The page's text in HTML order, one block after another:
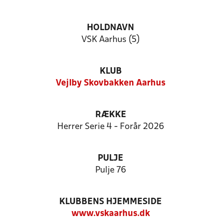
HOLDNAVN
VSK Aarhus (5)
KLUB
Vejlby Skovbakken Aarhus
RÆKKE
Herrer Serie 4 - Forår 2026
PULJE
Pulje 76
KLUBBENS HJEMMESIDE
www.vskaarhus.dk